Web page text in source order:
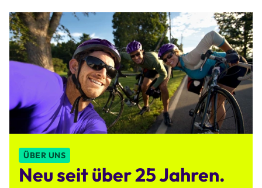
ÜBER UNS
Neu seit über 25 Jahren.